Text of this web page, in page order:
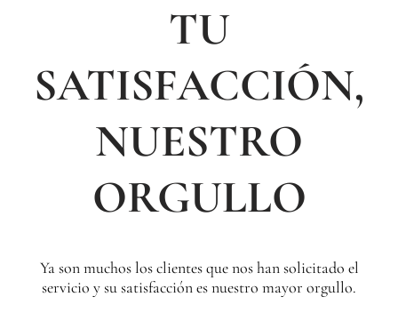
TU
SATISFACCIÓN,
NUESTRO
ORGULLO
Ya son muchos los clientes que nos han solicitado el
servicio y su satisfacción es nuestro mayor orgullo.